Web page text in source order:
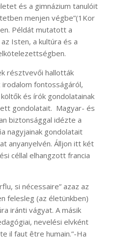
és a gimnázium tanulóit
menjen végbe”(1Kor
Példát mutatott a
Isten, a kultúra és a
résztvevői hallották
fontosságáról,
és írók gondolatainak
gondolatait. Magyar- és
biztonsággal idézte a
nagyjainak gondolatait
anyanyelvén. Álljon itt két
céllal elhangzott francia
si nécessaire” azaz az
felesleg (az életünkben)
iránti vágyat. A másik
nevelési elvként
il faut être humain.”-Ha